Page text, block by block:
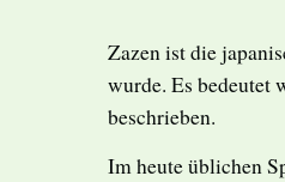
Zazen ist die
wurde. Es bedeutet
beschrieben.
Im heute üblichen